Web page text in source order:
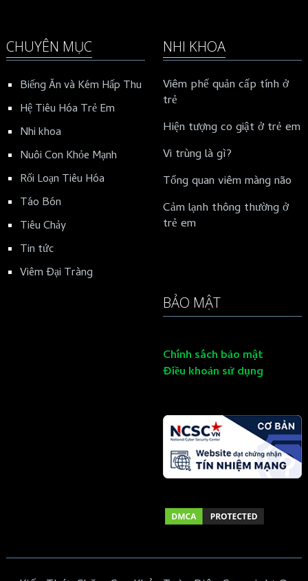
CHUYÊN MỤC
Biếng Ăn và Kém Hấp Thu
Hệ Tiêu Hóa Trẻ Em
Nhi khoa
Nuôi Con Khỏe Mạnh
Rối Loạn Tiêu Hóa
Táo Bón
Tiêu Chảy
Tin tức
Viêm Đại Tràng
NHI KHOA
Viêm phế quản cấp tính ở
trẻ
Hiện tượng co giật ở trẻ em
Vi trùng là gì?
Tổng quan viêm màng não
Cảm lạnh thông thường ở
trẻ em
BẢO MẬT
Chính sách bảo mật
Điều khoản sử dụng